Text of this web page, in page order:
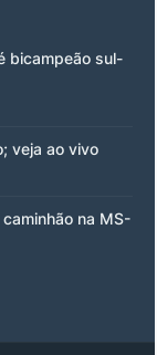
bicampeão sul-
veja ao vivo
na MS-